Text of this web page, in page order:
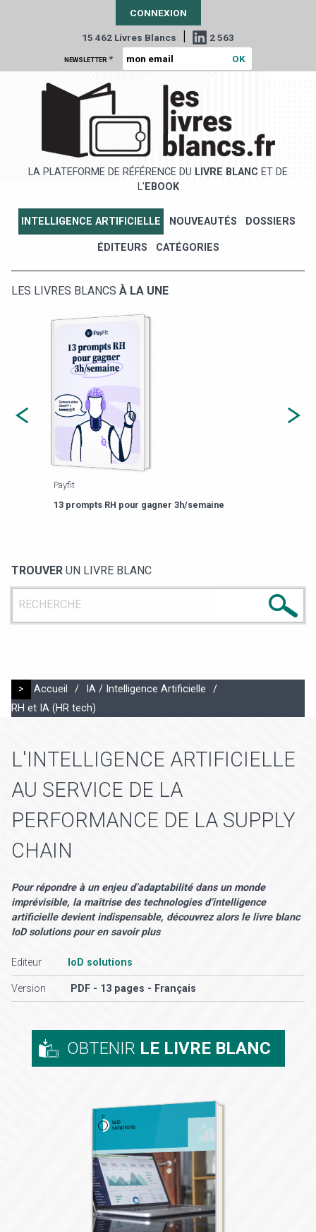
CONNEXION
15 462 Livres Blancs | 2 563
NEWSLETTER *
LA PLATEFORME DE RÉFÉRENCE DU LIVRE BLANC ET DE
L' EBOOK
INTELLIGENCE ARTIFICIELLE NOUVEAUTÉS DOSSIERS
ÉDITEURS CATÉGORIES
LES LIVRES BLANCS À LA UNE
Payfit
13 prompts RH pour gagner 3h/semaine
TROUVER UN LIVRE BLANC
> Accueil / IA / Intelligence Artificielle
/
RH et IA (HR tech)
L'INTELLIGENCE ARTIFICIELLE
AU SERVICE DE LA
PERFORMANCE DE LA SUPPLY
CHAIN
Pour répondre à un enjeu d’adaptabilité dans un monde
imprévisible, la maîtrise des technologies d’intelligence
artificielle devient indispensable, découvrez alors le livre blanc
IoD solutions pour en savoir plus
Editeur IoD solutions
Version PDF - 13 pages - Français
OBTENIR LE LIVRE BLANC